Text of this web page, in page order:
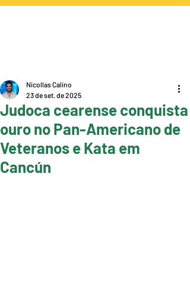
Judoca cearense conquista
ouro no Pan-Americano de
Veteranos e Kata em
Cancún
Nicollas Calino
23 de set. de 2025